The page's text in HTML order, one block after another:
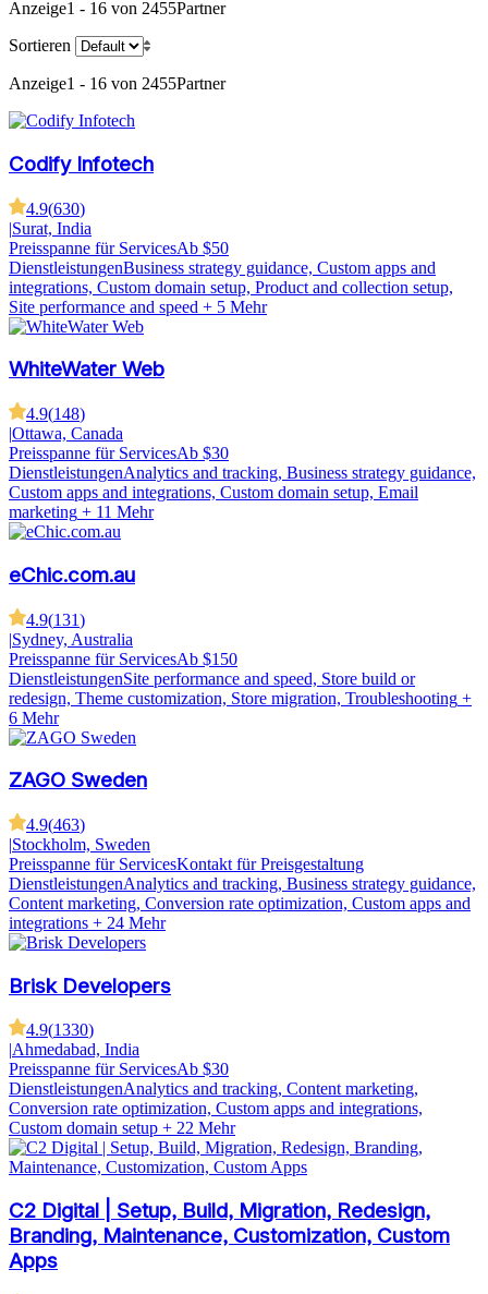
Anzeige1 - 16 von 2455Partner
Sortieren
Anzeige1 - 16 von 2455Partner
Codify Infotech
4.9(630)
|Surat, India
Preisspanne für ServicesAb $50
DienstleistungenBusiness strategy guidance, Custom apps and
integrations, Custom domain setup, Product and collection setup,
Site performance and speed + 5 Mehr
WhiteWater Web
4.9(148)
|Ottawa, Canada
Preisspanne für ServicesAb $30
DienstleistungenAnalytics and tracking, Business strategy guidance,
Custom apps and integrations, Custom domain setup, Email
marketing + 11 Mehr
eChic.com.au
4.9(131)
|Sydney, Australia
Preisspanne für ServicesAb $150
DienstleistungenSite performance and speed, Store build or
redesign, Theme customization, Store migration, Troubleshooting +
6 Mehr
ZAGO Sweden
4.9(463)
|Stockholm, Sweden
Preisspanne für ServicesKontakt für Preisgestaltung
DienstleistungenAnalytics and tracking, Business strategy guidance,
Content marketing, Conversion rate optimization, Custom apps and
integrations + 24 Mehr
Brisk Developers
4.9(1330)
Ahmedabad, India
Preisspanne für ServicesAb $30
DienstleistungenAnalytics and tracking, Content marketing,
Conversion rate optimization, Custom apps and integrations,
Custom domain setup + 22 Mehr
C2 Digital | Setup, Build, Migration, Redesign,
Branding, Maintenance, Customization, Custom
Apps